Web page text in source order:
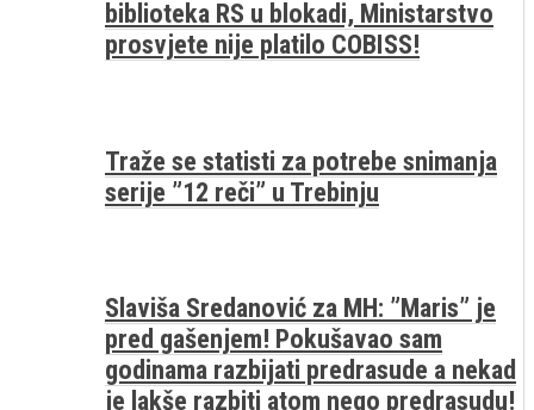
biblioteka RS u blokadi, Ministarstvo
prosvjete nije platilo COBISS!
Traže se statisti za potrebe snimanja
serije ”12 reči” u Trebinju
Slaviša Sredanović za MH: ”Maris” je
pred gašenjem! Pokušavao sam
godinama razbijati predrasude a nekad
je lakše razbiti atom nego predrasudu!